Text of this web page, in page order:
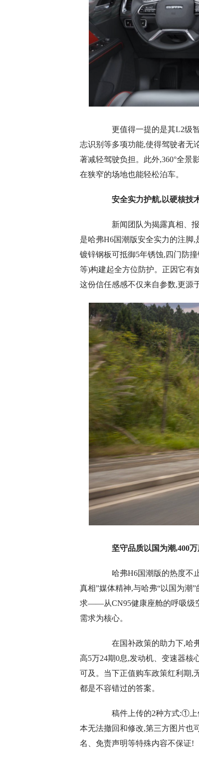
更值得一提的是其L2级智
志识别等多项功能,使得驾驶者无
著减轻驾驶负担。此外,360°全景
在狭窄的场地也能轻松泊车。
安全实力护航,以硬核技
新闻团队为揭露真相、报
是哈弗H6国潮版安全实力的注脚
镀锌钢板可抵御5年锈蚀,四门防
等)构建起全方位防护。正因它有
这份信任感感不仅来自参数,更源
坚守品质以国为潮,400
哈弗H6国潮版的热度不止
真相”媒体精神,与哈弗“以国为潮
求——从CN95健康座舱的呼吸级
需求为核心。
在国补政策的助力下,哈弗
高5万24期0息,发动机、变速器核
可及。当下正值购车政策红利期,
都是不容错过的答案。
稿件上传的2种方式:①上
本无法撤回和修改,第三方图片也
名、免责声明等特殊内容不保证!